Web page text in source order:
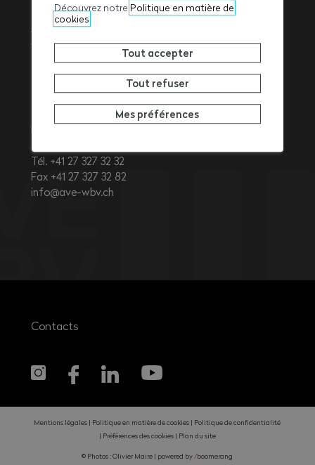
Association
Valaisanne des
Entrepreneurs
Tél. +41 27 327 32 32
Fax +41 27 327 32 82
info@ave-wbv.ch
Contacts
Mentions légales Politique en matière de cookies
Politique de confidentialité
Préférences des cookies
Plan du site
© Photos : Olivier Maire | powered by/boomerang
Découvrez notre Politique en matière de
cookies
Tout accepter
Tout refuser
Mes préférences